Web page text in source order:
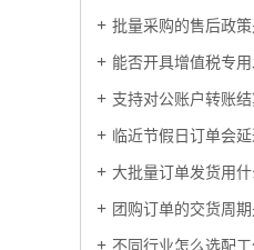
批量采购的售后政策
能否开具增值税专用
支持对公账户转账结算
临近节假日订单会延
大批量订单发货用什么
团购订单的交货周期
不同行业怎么选配